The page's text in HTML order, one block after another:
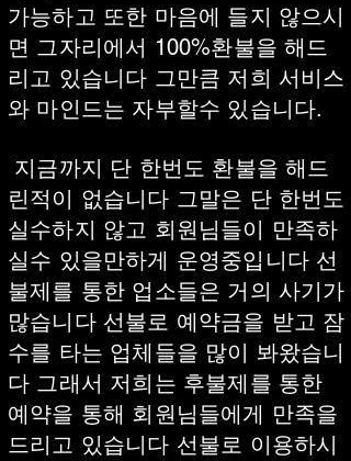
가능하고 또한 마음에 들지 않으시
면 그자리에서 100%환불을 해드
리고 있습니다 그만큼 저희 서비스
와 마인드는 자부할수 있습니다.
지금까지 단 한번도 환불을 해드
린적이 없습니다 그말은 단 한번도
실수하지 않고 회원님들이 만족하
실수 있을만하게 운영중입니다 선
불제를 통한 업소들은 거의 사기가
많습니다 선불로 예약금을 받고 잠
수를 타는 업체들을 많이 봐왔습니
다 그래서 저희는 후불제를 통한
예약을 통해 회원님들에게 만족을
드리고 있습니다 선불로 이용하시